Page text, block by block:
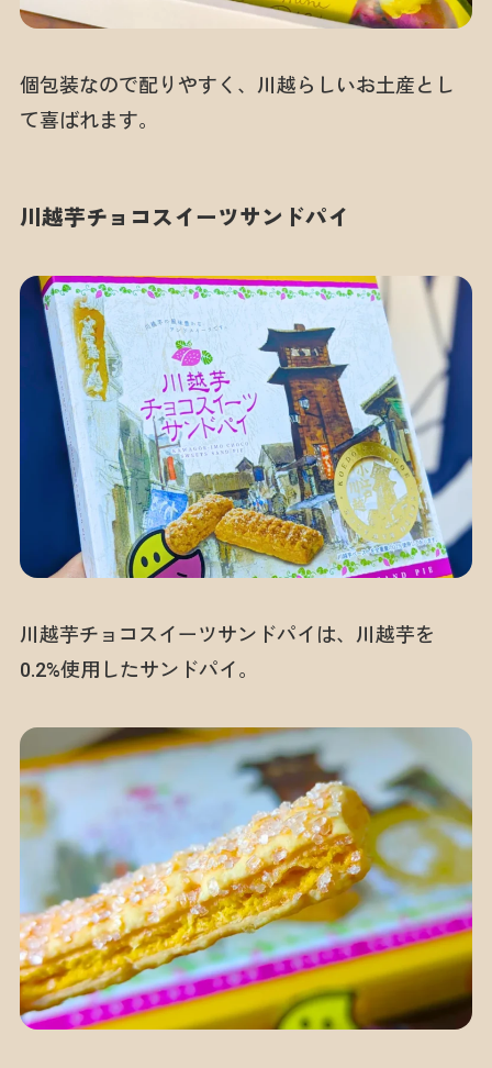
個包装なので配りやすく、川越らしいお土産とし
て喜ばれます。
川越芋チョコスイーツサンドパイ
川越芋チョコスイーツサンドパイは、川越芋を
0.2%使用したサンドパイ。